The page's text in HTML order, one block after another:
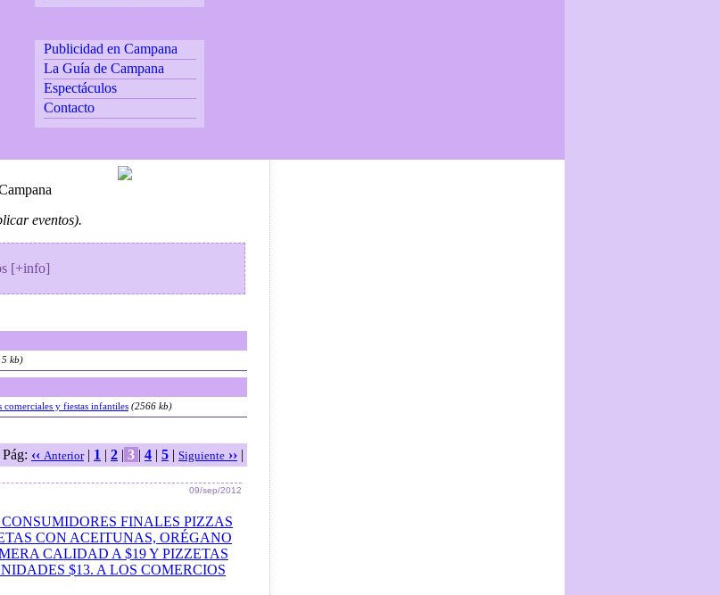
Publicidad en Campana
La Guía de Campana
Espectáculos
Contacto
eventos).
[+info]
kb)
y fiestas infantiles (2566 kb)
Pág: ‹‹ Anterior| 1 | 2 | 3 | 4 | 5 | Siguiente ›› |
09/sep/2012
FINALES PIZZAS
CON ACEITUNAS, ORÉGANO
CALIDAD A $19 Y PIZZETAS
$13. A LOS COMERCIOS